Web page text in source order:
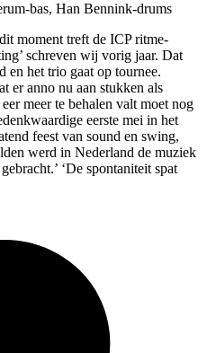
bas, Han Bennink-drums
moment treft de ICP ritme-
schreven wij vorig jaar. Dat
en het trio gaat op tournee.
er anno nu aan stukken als
meer te behalen valt moet nog
eerste mei in het
feest van sound en swing,
werd in Nederland de muziek
‘De spontaniteit spat